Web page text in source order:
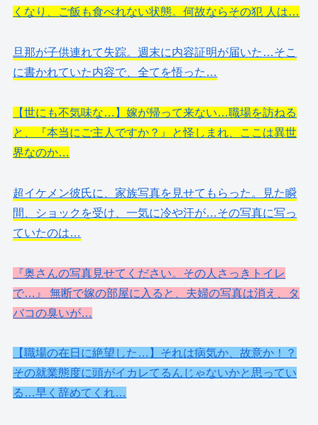
くなり、ご飯も食べれない状態。何故ならその犯 人は…
旦那が子供連れて失踪。週末に内容証明が届いた…そこ
に書かれていた内容で、全てを悟った…
【世にも不気味な…】嫁が帰って来ない…職場を訪ねる
と、『本当にご主人ですか？』と怪しまれ、ここは異世
界なのか…
超イケメン彼氏に、家族写真を見せてもらった。見た瞬
間、ショックを受け、一気に冷や汗が…その写真に写っ
ていたのは…
『奥さんの写真見せてください。その人さっきトイレ
で…』 無断で嫁の部屋に入ると、夫婦の写真は消え、タ
バコの臭いが…
【職場の在日に絶望した…】それは病気か、故意か！？
その就業態度に頭がイカレてるんじゃないかと思ってい
る…早く辞めてくれ…